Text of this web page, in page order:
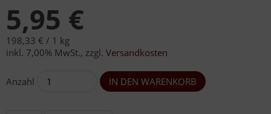
5,95 €
198,33 € / 1 kg
inkl. 7,00% MwSt., zzgl. Versandkosten
Anzahl